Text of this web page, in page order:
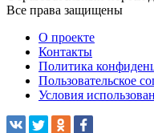
Все права защищены
О проекте
Контакты
Политика
Пользовательское
Условия